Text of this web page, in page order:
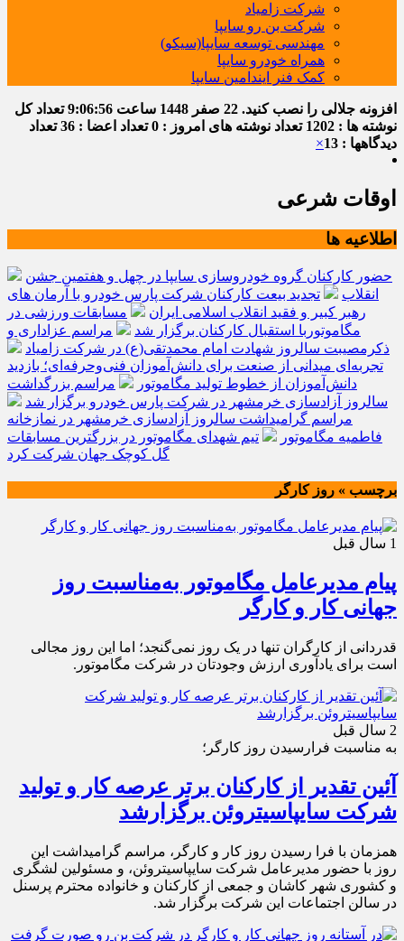
شرکت زامیاد
شرکت بن رو سایپا
مهندسی توسعه سایپا(سیکو)
همراه خودرو سایپا
کمک فنر ایندامین سایپا
افزونه جلالی را نصب کنید. 22 صفر 1448 ساعت 9:06:57تعداد کل
نوشته ها : 1202
تعداد نوشته های امروز : 0 تعداد اعضا : 36
تعداد
دیدگاهها : 13
×
اوقات شرعی
اطلاعیه ها
حضور کارکنان گروه خودروسازی سایپا در چهل و هفتمین جشن
انقلاب
تجدید بیعت کارکنان شرکت پارس خودرو با آرمان های
رهبر کبیر و فقید انقلاب اسلامی ایران
مسابقات ورزشی در
مگاموتوربا استقبال کارکنان برگزار شد
مراسم عزاداری و
ذکرمصیبت سالروز شهادت امام محمدتقی(ع) در شرکت زامیاد
تجربه‌ای میدانی از صنعت برای دانش‌آموزان فنی‌وحرفه‌ای؛ بازدید
دانش‌آموزان از خطوط تولید مگاموتور
مراسم بزرگداشت
سالروز آزادسازی خرمشهر در شرکت پارس خودرو برگزار شد
مراسم گرامیداشت سالروز آزادسازی خرمشهر در نمازخانه
فاطمیه مگاموتور
تیم شهدای مگاموتور در بزرگترین مسابقات
گل کوچک جهان شرکت کرد
برچسب » روز کارگر
1 سال قبل
پیام مدیرعامل مگاموتور به‌مناسبت روز
جهانی کار و کارگر
قدردانی از کارگران تنها در یک روز نمی‌گنجد؛ اما این روز مجالی
است برای یادآوری ارزش وجودتان در شرکت مگاموتور.
2 سال قبل
به مناسبت فرارسیدن روز کارگر؛
آئین تقدیر از کارکنان برتر عرصه کار و تولید
شرکت سایپاسیتروئن برگزارشد
همزمان با فرا رسیدن روز کار و کارگر، مراسم گرامیداشت این
روز با حضور مدیرعامل شرکت سایپاسیتروئن، و مسئولین لشگری
و کشوری شهر کاشان و جمعی از کارکنان و خانواده محترم پرسنل
در سالن اجتماعات این شرکت برگزار شد.